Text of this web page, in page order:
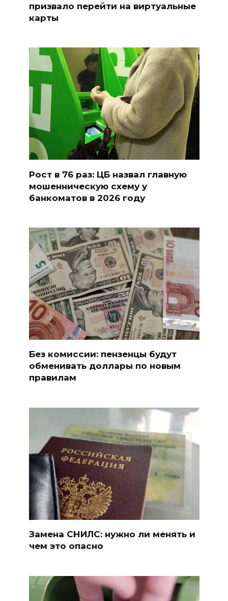
призвало перейти на виртуальные
карты
Рост в 76 раз: ЦБ назвал главную
мошенническую схему у
банкоматов в 2026 году
Без комиссии: пензенцы будут
обменивать доллары по новым
правилам
Замена СНИЛС: нужно ли менять и
чем это опасно